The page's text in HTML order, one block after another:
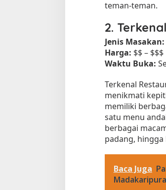
teman-teman.
2.
Jenis Masakan:
Harga: $$ – $$$
Waktu Buka:
Terkenal
menikmati
memiliki
satu menu
berbagai
padang,
Baca Juga